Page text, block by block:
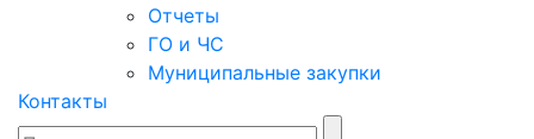
Отчеты
ГО и ЧС
Муниципальные закупки
Контакты